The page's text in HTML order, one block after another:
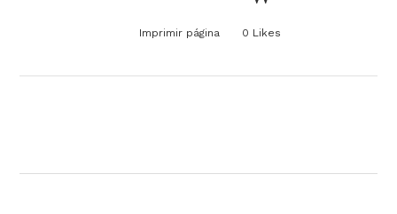
Imprimir página 0 Likes